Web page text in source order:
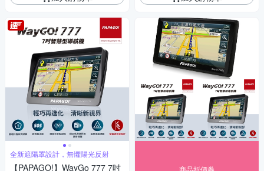
全新遮陽罩設計，無懼陽光反射
【PAPAGO!】WayGo 777 7吋